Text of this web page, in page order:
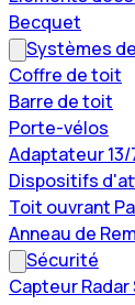
Becquet
Systèmes
Coffre de toit
Barre de toit
Porte-vélos
Adaptateur
Dispositifs
Toit ouvrant
Anneau de
Sécurité
Capteur